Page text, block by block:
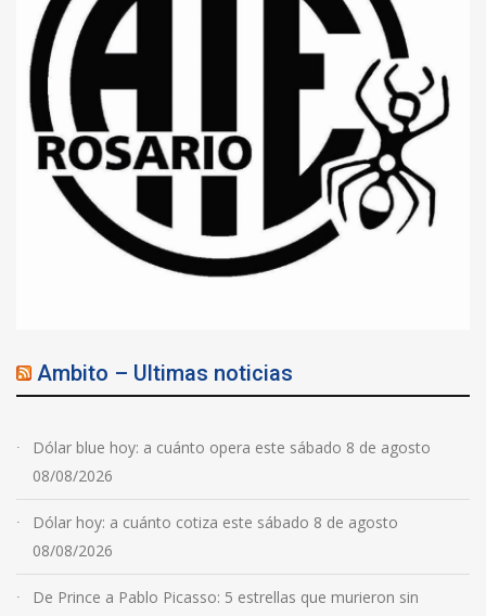
Ambito – Ultimas noticias
Dólar blue hoy: a cuánto opera este sábado 8 de agosto
08/08/2026
Dólar hoy: a cuánto cotiza este sábado 8 de agosto
08/08/2026
De Prince a Pablo Picasso: 5 estrellas que murieron sin